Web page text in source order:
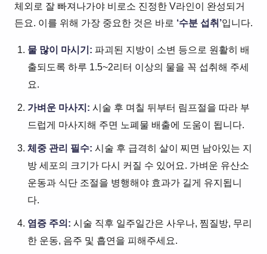
체외로 잘 빠져나가야 비로소 진정한 V라인이 완성되거
든요. 이를 위해 가장 중요한 것은 바로 ‘수분 섭취’입니다.
물 많이 마시기: 파괴된 지방이 소변 등으로 원활히 배
출되도록 하루 1.5~2리터 이상의 물을 꼭 섭취해 주세
요.
가벼운 마사지: 시술 후 며칠 뒤부터 림프절을 따라 부
드럽게 마사지해 주면 노폐물 배출에 도움이 됩니다.
체중 관리 필수: 시술 후 급격히 살이 찌면 남아있는 지
방 세포의 크기가 다시 커질 수 있어요. 가벼운 유산소
운동과 식단 조절을 병행해야 효과가 길게 유지됩니
다.
염증 주의: 시술 직후 일주일간은 사우나, 찜질방, 무리
한 운동, 음주 및 흡연을 피해주세요.